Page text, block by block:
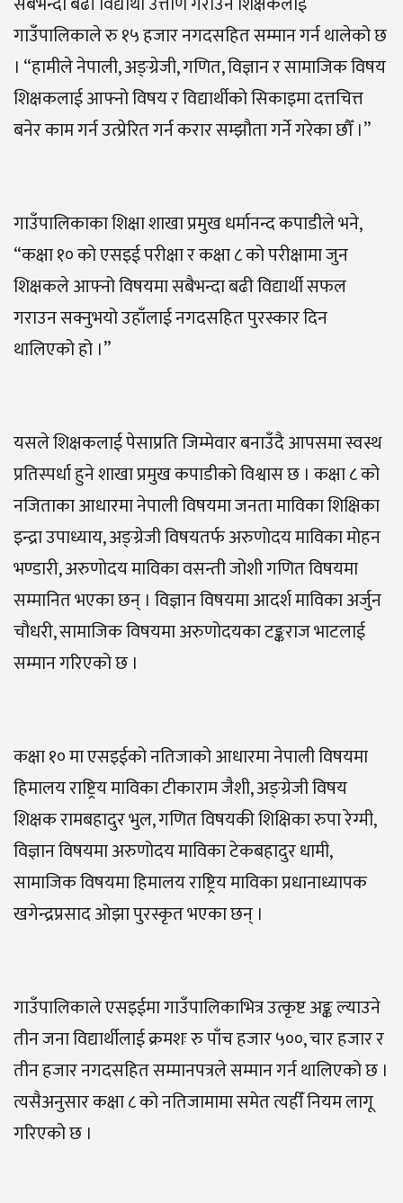
गाउँपालिकाले रु १५ हजार नगदसहित सम्मान गर्न थालेको छ
। “हामीले नेपाली, अङ्ग्रेजी, गणित, विज्ञान र सामाजिक विषय
शिक्षकलाई आफ्नो विषय र विद्यार्थीको सिकाइमा दत्तचित्त
बनेर काम गर्न उत्प्रेरित गर्न करार सम्झौता गर्ने गरेका छौँ ।”
गाउँपालिकाका शिक्षा शाखा प्रमुख धर्मानन्द कपाडीले भने,
“कक्षा १० को एसइई परीक्षा र कक्षा ८ को परीक्षामा जुन
शिक्षकले आफ्नो विषयमा सबैभन्दा बढी विद्यार्थी सफल
गराउन सक्नुभयो उहाँलाई नगदसहित पुरस्कार दिन
थालिएको हो ।”
यसले शिक्षकलाई पेसाप्रति जिम्मेवार बनाउँदै आपसमा स्वस्थ
प्रतिस्पर्धा हुने शाखा प्रमुख कपाडीको विश्वास छ । कक्षा ८ को
नजिताका आधारमा नेपाली विषयमा जनता माविका शिक्षिका
इन्द्रा उपाध्याय, अङ्ग्रेजी विषयतर्फ अरुणोदय माविका मोहन
भण्डारी, अरुणोदय माविका वसन्ती जोशी गणित विषयमा
सम्मानित भएका छन् । विज्ञान विषयमा आदर्श माविका अर्जुन
चौधरी, सामाजिक विषयमा अरुणोदयका टङ्कराज भाटलाई
सम्मान गरिएको छ ।
कक्षा १० मा एसइईको नतिजाको आधारमा नेपाली विषयमा
हिमालय राष्ट्रिय माविका टीकाराम जैशी, अङ्ग्रेजी विषय
शिक्षक रामबहादुर भुल, गणित विषयकी शिक्षिका रुपा रेग्मी,
विज्ञान विषयमा अरुणोदय माविका टेकबहादुर धामी,
सामाजिक विषयमा हिमालय राष्ट्रिय माविका प्रधानाध्यापक
खगेन्द्रप्रसाद ओझा पुरस्कृत भएका छन् ।
गाउँपालिकाले एसइईमा गाउँपालिकाभित्र उत्कृष्ट अङ्क ल्याउने
तीन जना विद्यार्थीलाई क्रमशः रु पाँच हजार ५००, चार हजार र
तीन हजार नगदसहित सम्मानपत्रले सम्मान गर्न थालिएको छ ।
त्यसैअनुसार कक्षा ८ को नतिजामामा समेत त्यहीँ नियम लागू
गरिएको छ ।